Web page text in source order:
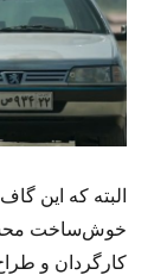
البته که این
خوش‌ساخت
کارگردان و